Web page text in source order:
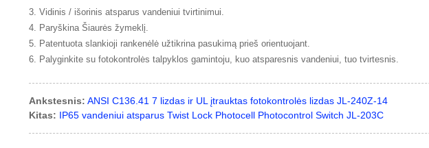
3. Vidinis / išorinis atsparus vandeniui tvirtinimui.
4. Paryškina Šiaurės žymeklį.
5. Patentuota slankioji rankenėlė užtikrina pasukimą prieš orientuojant.
6. Palyginkite su fotokontrolės talpyklos gamintoju, kuo atsparesnis vandeniui, tuo tvirtesnis.
Ankstesnis: ANSI C136.41 7 lizdas ir UL įtrauktas fotokontrolės lizdas JL-240Z-14
Kitas: IP65 vandeniui atsparus Twist Lock Photocell Photocontrol Switch JL-203C